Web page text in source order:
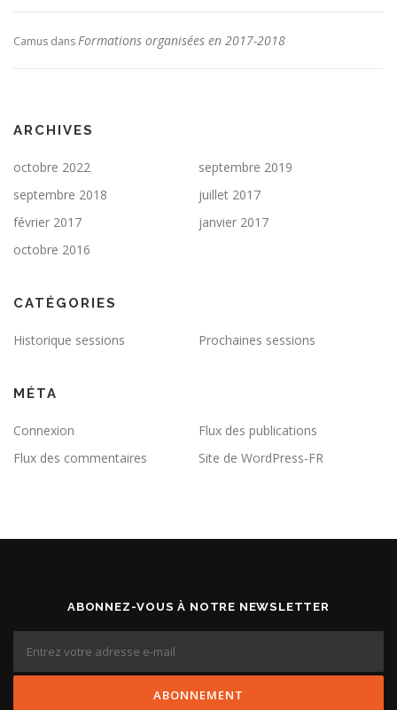
Camus dansFormations organisées en 2017-2018
ARCHIVES
octobre 2022
septembre 2019
septembre 2018
juillet 2017
février 2017
janvier 2017
octobre 2016
CATÉGORIES
Historique sessions Prochaines sessions
MÉTA
Connexion
Flux des publications
Flux des commentaires
Site de WordPress-FR
ABONNEZ-VOUS À NOTRE NEWSLETTER